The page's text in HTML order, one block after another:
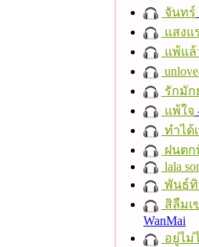
จันทร์
แสงแ
แพ้แล้
รักมัก
แพ้ใจ
ทำได้
ฝนตก
lala
พันธ์
สิลืมเ
WanMai
อยู่ไม่